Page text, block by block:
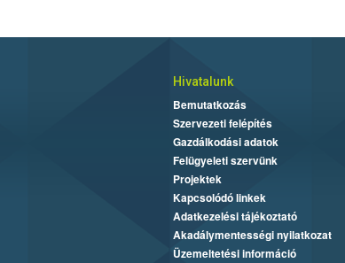
Hivatalunk
Bemutatkozás
Szervezeti felépítés
Gazdálkodási adatok
Felügyeleti szervünk
Projektek
Kapcsolódó linkek
Adatkezelési tájékoztató
Akadálymentességi nyilatkozat
Üzemeltetési információ